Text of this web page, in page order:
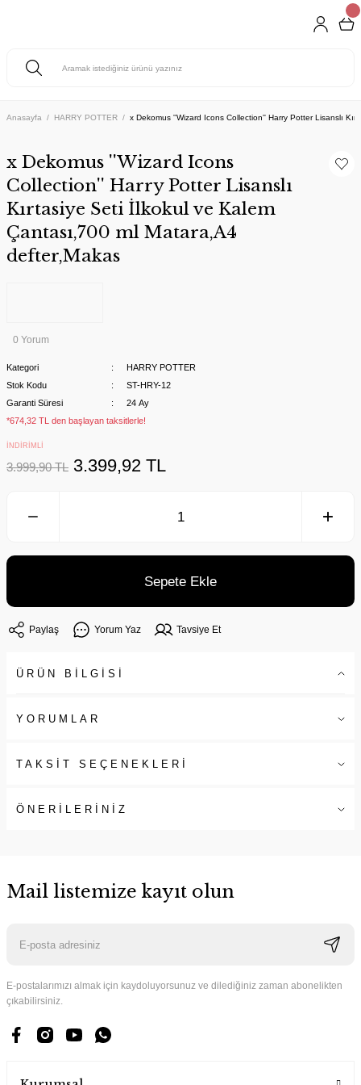
Anasayfa HARRY POTTER x Dekomus ''Wizard Icons Collection'' Harry Potter Lisanslı
x Dekomus ''Wizard Icons
Collection'' Harry Potter Lisanslı
Kırtasiye Seti İlkokul ve Kalem
Çantası,700 ml Matara,A4
defter,Makas
0 Yorum
Kategori
HARRY POTTER
Stok Kodu
ST-HRY-12
Garanti Süresi
24 Ay
*674,32 TL den başlayan taksitlerle!
İNDİRİMLİ
3.999,90 TL 3.399,92 TL
Sepete Ekle
Paylaş Yorum Yaz Tavsiye Et
ÜRÜN BİLGİSİ
YORUMLAR
TAKSİT SEÇENEKLERİ
ÖNERİLERİNİZ
Mail listemize kayıt olun
E-postalarımızı almak için kaydoluyorsunuz ve dilediğiniz zaman abonelikten
çıkabilirsiniz.